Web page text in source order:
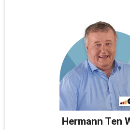
Hermann Ten